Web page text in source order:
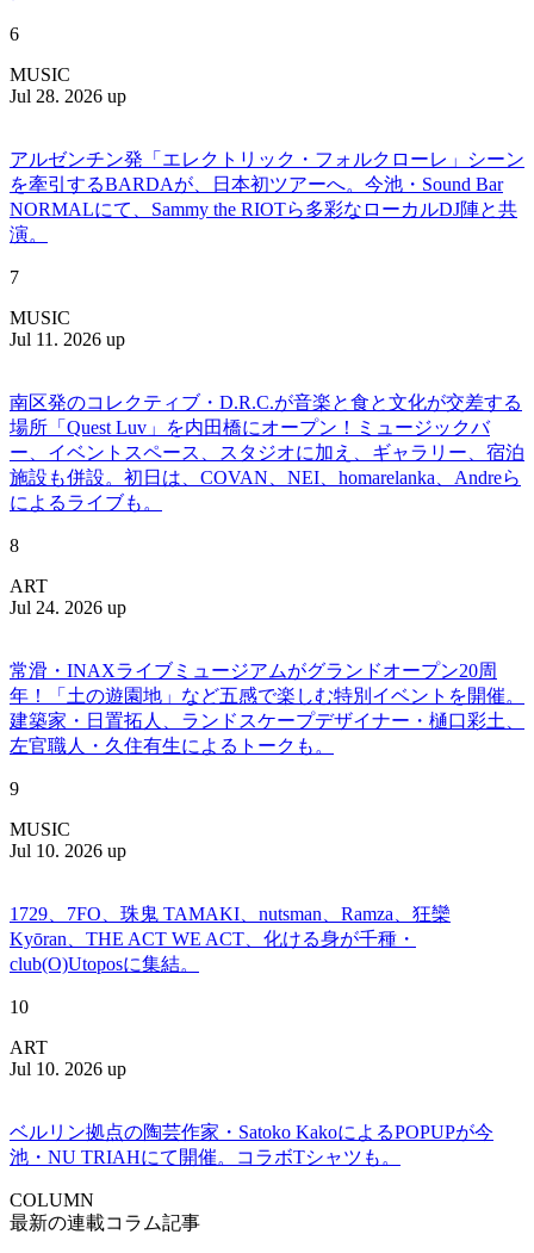
6
MUSIC
Jul 28. 2026 up
アルゼンチン発「エレクトリック・フォルクローレ」シーン
を牽引するBARDAが、日本初ツアーへ。今池・Sound Bar
NORMALにて、Sammy the RIOTら多彩なローカルDJ陣と共
演。
7
MUSIC
Jul 11. 2026 up
南区発のコレクティブ・D.R.C.が⾳楽と⾷と⽂化が交差する
場所「Quest Luv」を内田橋にオープン！ミュージックバ
ー、イベントスペース、スタジオに加え、ギャラリー、宿泊
施設も併設。初日は、COVAN、NEI、homarelanka、Andreら
によるライブも。
8
ART
Jul 24. 2026 up
常滑・INAXライブミュージアムがグランドオープン20周
年！「土の遊園地」など五感で楽しむ特別イベントを開催。
建築家・日置拓人、ランドスケープデザイナー・樋口彩土、
左官職人・久住有生によるトークも。
9
MUSIC
Jul 10. 2026 up
1729、7FO、珠鬼 TAMAKI、nutsman、Ramza、狂欒
Kyōran、THE ACT WE ACT、化ける身が千種・
club(O)Utoposに集結。
10
ART
Jul 10. 2026 up
ベルリン拠点の陶芸作家・Satoko KakoによるPOPUPが今
池・NU TRIAHにて開催。コラボTシャツも。
COLUMN
最新の連載コラム記事